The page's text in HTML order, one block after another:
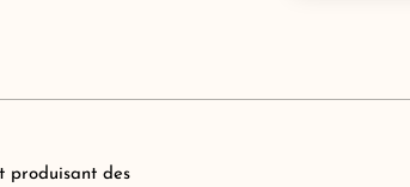
produisant des